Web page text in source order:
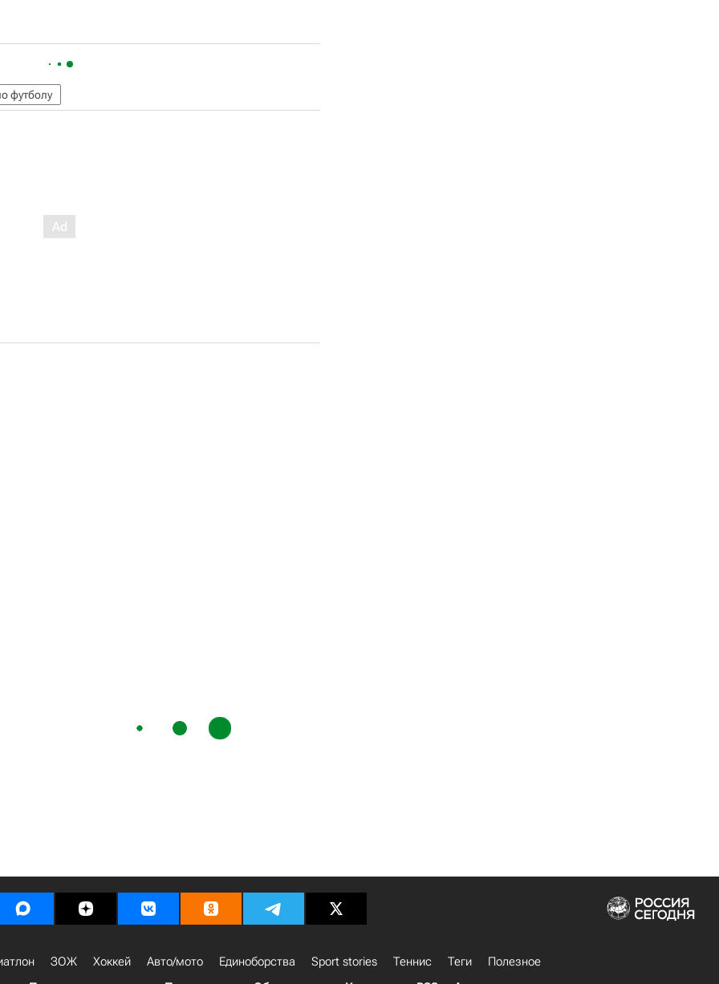
футболу
ЗОЖ Хоккей Авто/мото Единоборства Sport stories Теннис Теги
Полезное